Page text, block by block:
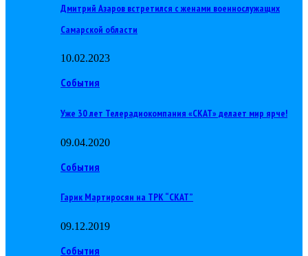
Дмитрий Азаров встретился с женами военнослужащих
Самарской области
10.02.2023
События
Уже 30 лет Телерадиокомпания «СКАТ» делает мир ярче!
09.04.2020
События
Гарик Мартиросян на ТРК “СКАТ”
09.12.2019
События